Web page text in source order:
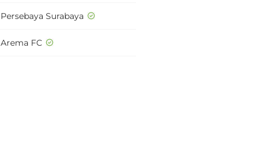
Persebaya Surabaya
Arema FC